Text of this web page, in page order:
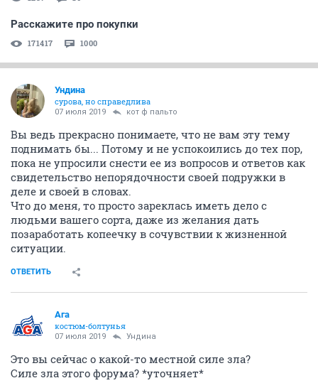
07 июля 2019 Sobolev
Все войны на свете начинались с того, что кому-то
хотелось хорошего. Хорошую жену у соседа, хороших
земель по-соседству, хорошей нефти...
ОТВЕТИТЬ
Ундинa
сурова, но справедлива
07 июля 2019
Ну так-то я надеялась, что здесь все в курсе о силе,
которая вечно хочет зла и вечно творит добро : ) и о
ее альтер эго. Ан нет... оказалось, не все : ))
ОТВЕТИТЬ
07 июля 2019
чот ̶ш̶а̶л̶ь̶е̶ ̶к̶а̶р̶л̶о̶т̶т̶ы̶
деформации. то оно турмалиновое, то изумрудное, а
на самом деле - авантюрин. синтЭтический. сто